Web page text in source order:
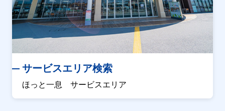
サービスエリア検索
ほっと一息 サービスエリア